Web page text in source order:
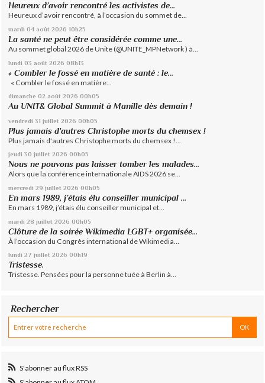
Heureux d’avoir rencontré les activistes de...
Heureux d’avoir rencontré, à l’occasion du sommet de...
mardi 04 août 2026 10h25
La santé ne peut être considérée comme une...
Au sommet global 2026 de Unite (@UNITE_MPNetwork ) à...
lundi 03 août 2026 08h13
« Combler le fossé en matière de santé : le...
« Combler le fossé en matière...
dimanche 02 août 2026 00h05
Au UNIT& Global Summit à Manille dès demain !
vendredi 31 juillet 2026 00h05
Plus jamais d'autres Christophe morts du chemsex !
Plus jamais d'autres Christophe morts du chemsex !...
jeudi 30 juillet 2026 00h05
Nous ne pouvons pas laisser tomber les malades...
Alors que la conférence internationale AIDS 2026 se...
mercredi 29 juillet 2026 00h05
En mars 1989, j’étais élu conseiller municipal ...
En mars 1989, j’étais élu conseiller municipal et...
mardi 28 juillet 2026 00h05
Clôture de la soirée Wikimedia LGBT+ organisée...
À l’occasion du Congrès international de Wikimedia...
lundi 27 juillet 2026 00h19
Tristesse.
Tristesse. Pensées pour la personne tuée à Berlin à...
Rechercher
S'abonner au flux RSS